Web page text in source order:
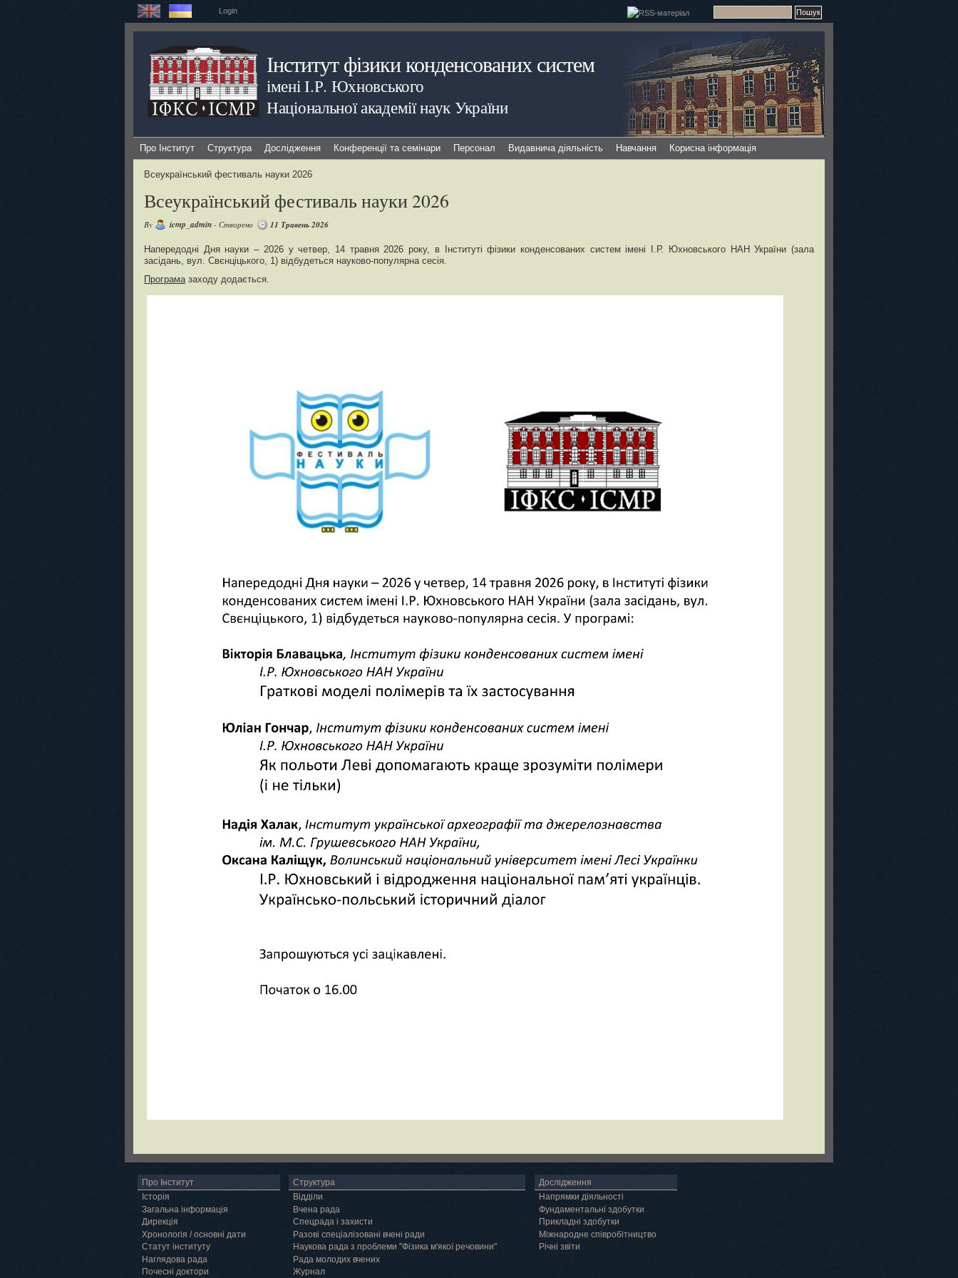
Login
Інститут фізики конденсованих систем
імені І.Р. Юхновського
Національної академії наук України
Про Інститут Структура Дослідження Конференції та семінари Персонал Видавнича діяльність Навчання Корисна інформація
Всеукраїнський фестиваль науки 2026
Всеукраїнський фестиваль науки 2026
By icmp_admin - Створено 11 Травень 2026
Напередодні Дня науки – 2026 у четвер, 14 травня 2026 року, в Інституті фізики конденсованих систем імені І.Р. Юхновського НАН України (зала
засідань, вул. Свєнціцького, 1) відбудеться науково-популярна сесія.
Програмазаходу додається.
Про Інститут
Історія
Загальна інформація
Дирекція
Хронологія / основні дати
Статут інституту
Наглядова рада
Почесні доктори
Структура
Відділи
Вчена рада
Спецрада і захисти
Разові спеціалізовані вчені ради
Наукова рада з проблеми "Фізика м'якої речовини"
Рада молодих вчених
Журнал
Дослідження
Напрямки діяльності
Фундаментальні здобутки
Прикладні здобутки
Міжнародне співробітництво
Річні звіти